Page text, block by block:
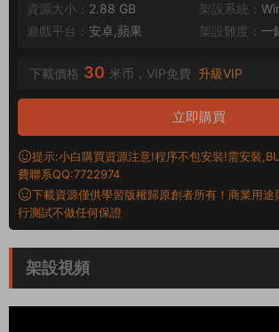
資源大小： 2.88 GB 架設系統：
遊戲平台： 安卓,蘋果 架設難度： 一
下載價格 30 米币，VIP免費 升級VIP
立即購買
提示:小白購買資源注意!程序不包安裝!需安裝
費聯系QQ:7722974
下載資源僅供學習版權歸原創者所有！商業用途
行測試不做任何保證
架設視頻